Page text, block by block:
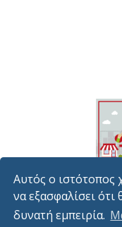
Αυτός ο ιστότοπος
να εξασφαλίσει ότι
δυνατή εμπειρία.